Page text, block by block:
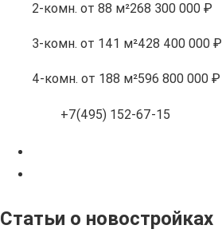
2-комн. от 88 м²268 300 000 ₽
3-комн. от 141 м²428 400 000 ₽
4-комн. от 188 м²596 800 000 ₽
+7(495) 152-67-15
Статьи о новостройках